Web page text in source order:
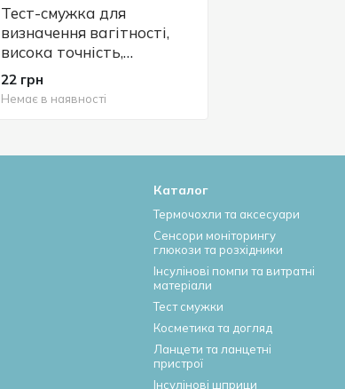
Тест-смужка для
визначення вагітності,
висока точність,
Longevita Woman TS/1ec,
1 шт тест на вагітність
22 грн
Немає в наявності
Каталог
Термочохли та аксесуари
Сенсори моніторингу
глюкози та розхідники
Інсулінові помпи та витратні
матеріали
Тест смужки
Косметика та догляд
Ланцети та ланцетні
пристрої
Інсулінові шприци